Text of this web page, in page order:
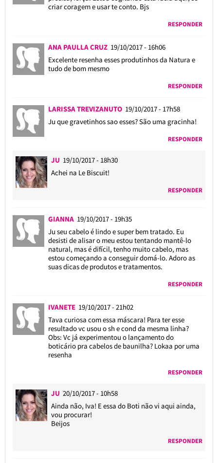
criar coragem e usar te conto. Bjs
RESPONDER
ANA PAULLA CRUZ 19/10/2017 - 16h06
Excelente resenha esses produtinhos da Natura e
tudo de bom mesmo
RESPONDER
LARISSA TREVIZANUTO 19/10/2017 - 17h58
Ju que gravetinhos sao esses? São uma gracinha!
RESPONDER
JU 19/10/2017 - 18h30
Achei na Le Biscuit!
RESPONDER
GIANNA 19/10/2017 - 19h35
Ju seu cabelo é lindo e super bem tratado. Eu
desisti de alisar o meu estou tentando mantê-lo
natural, mas é difícil, tenho muito cabelo, mas
estou começando a conseguir domá-lo. Adoro as
suas dicas de produtos e tratamentos.
RESPONDER
IVANETE 19/10/2017 - 21h02
Tava curiosa com essa máscara! Para ter esse
resultado vc usou o sh e cond da mesma linha?
Obs: Vc já experimentou o lançamento do
boticário pra cabelos de baunilha? Lokaa por uma
resenha
RESPONDER
JU 20/10/2017 - 10h58
Ainda não, Iva! E essa do Boti não vi aqui ainda,
vou procurar!
Beijos
RESPONDER